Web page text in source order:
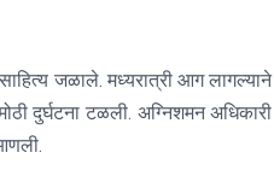
जळाले. मध्यरात्री आग लागल्याने
दुर्घटना टळली. अग्निशमन अधिकारी